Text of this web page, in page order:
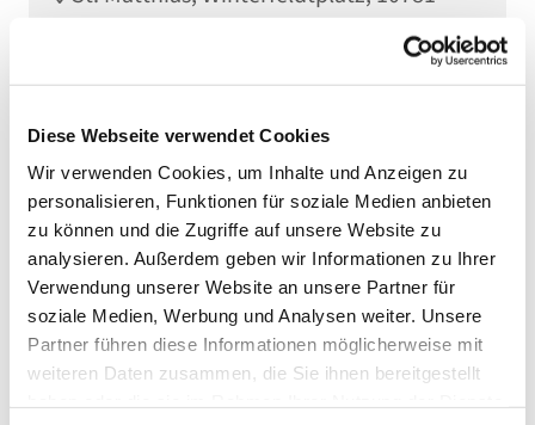
Diese Webseite verwendet Cookies
Wir verwenden Cookies, um Inhalte und Anzeigen zu
personalisieren, Funktionen für soziale Medien anbieten
zu können und die Zugriffe auf unsere Website zu
analysieren. Außerdem geben wir Informationen zu Ihrer
Verwendung unserer Website an unsere Partner für
soziale Medien, Werbung und Analysen weiter. Unsere
Partner führen diese Informationen möglicherweise mit
weiteren Daten zusammen, die Sie ihnen bereitgestellt